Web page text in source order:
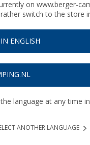
on www.berger-
switch to the store
ENGLISH
language at any time
ANOTHER LANGUAGE